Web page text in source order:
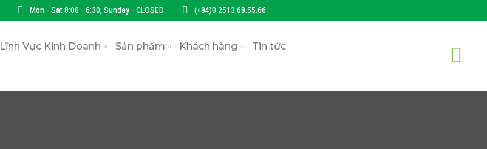
Mon - Sat 8:00 - 6:30, Sunday - CLOSED (+84)0 2513.68.55.66
Lĩnh Vực Kinh Doanh Sản phẩm Khách hàng
Tin tức